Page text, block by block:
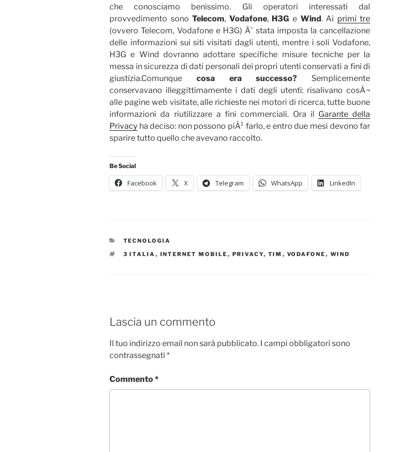
che conosciamo benissimo. Gli operatori interessati dal
provvedimento sonoTelecom, Vodafone, H3G e Wind. Ai primi tre
(ovvero Telecom, Vodafone e H3G) Ã¨ stata imposta la cancellazione
delle informazioni sui siti visitati dagli utenti, mentre i soli Vodafone,
H3G e Wind dovranno adottare specifiche misure tecniche per la
messa in sicurezza di dati personali dei propri utenti conservati a fini di
giustizia.Comunque cosa era successo? Semplicemente
conservavano illeggittimamente i dati degli utenti: risalivano cosÃ¬
alle pagine web visitate, alle richieste nei motori di ricerca, tutte buone
informazioni da riutilizzare a fini commerciali. Ora il Garante della
Privacy ha deciso: non possono piÃ¹ farlo, e entro due mesi devono far
sparire tutto quello che avevano raccolto.
Be Social
Facebook X Telegram WhatsApp LinkedIn
CATEGORIE
TECNOLOGIA
TAG
3 ITALIA , INTERNET MOBILE , PRIVACY, TIM , VODAFONE , WIND
Lascia un commento
Il tuo indirizzo email non sarà pubblicato. I campi obbligatori sono
contrassegnati *
Commento*